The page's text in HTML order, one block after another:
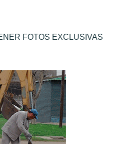
FOTOS EXCLUSIVAS